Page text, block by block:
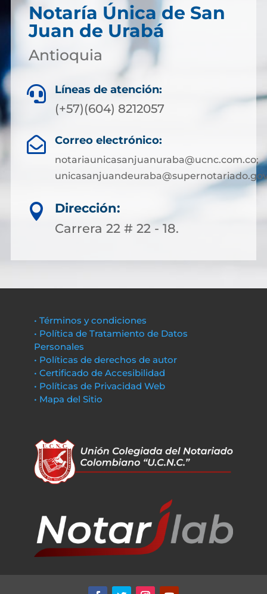
Notaría Única de San
Juan de Urabá
Antioquia
 Líneas de atención:
(+57)(604) 8212057
 Correo electrónico:
notariaunicasanjuanuraba@ucnc.com.co;

Dirección:
Carrera 22 # 22 - 18.
• Términos y condiciones
• Política de Tratamiento de Datos
Personales
• Políticas de derechos de autor
• Certificado de Accesibilidad
• Políticas de Privacidad Web
• Mapa del Sitio